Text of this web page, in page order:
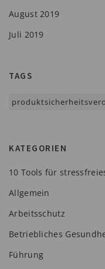
August 2019
Juli 2019
TAGS
KATEGORIEN
10 Tools für
Allgemein
Arbeitsschutz
Betriebliches
Führung